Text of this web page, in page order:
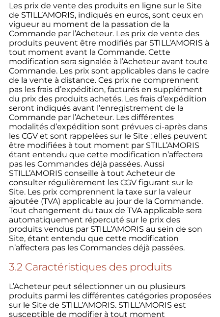
Les prix de vente des produits en ligne sur le Site
de STILL’AMORIS, indiqués en euros, sont ceux en
vigueur au moment de la passation de la
Commande par l’Acheteur. Les prix de vente des
produits peuvent être modifiés par STILL’AMORIS à
tout moment avant la Commande. Cette
modification sera signalée à l’Acheteur avant toute
Commande. Les prix sont applicables dans le cadre
de la vente à distance. Ces prix ne comprennent
pas les frais d’expédition, facturés en supplément
du prix des produits achetés. Les frais d’expédition
seront indiqués avant l’enregistrement de la
Commande par l’Acheteur. Les différentes
modalités d’expédition sont prévues ci-après dans
les CGV et sont rappelées sur le Site ; elles peuvent
être modifiées à tout moment par STILL’AMORIS
étant entendu que cette modification n’affectera
pas les Commandes déjà passées. Aussi
STILL’AMORIS conseille à tout Acheteur de
consulter régulièrement les CGV figurant sur le
Site. Les prix comprennent la taxe sur la valeur
ajoutée (TVA) applicable au jour de la Commande.
Tout changement du taux de TVA applicable sera
automatiquement répercuté sur le prix des
produits vendus par STILL’AMORIS au sein de son
Site, étant entendu que cette modification
n’affectera pas les Commandes déjà passées.
3.2 Caractéristiques des produits
L’Acheteur peut sélectionner un ou plusieurs
produits parmi les différentes catégories proposées
sur le Site de STILL’AMORIS. STILL’AMORIS est
susceptible de modifier à tout moment